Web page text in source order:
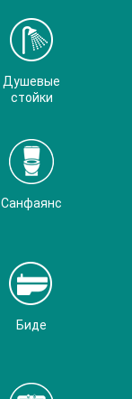
Душевые
стойки
Санфаянс
Биде